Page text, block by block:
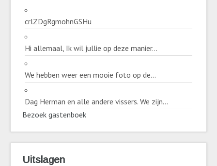
crlZDgRgmohnGSHu
Hi allemaal, Ik wil jullie op deze manier...
We hebben weer een mooie foto op de...
Dag Herman en alle andere vissers. We zijn...
Bezoek gastenboek
Uitslagen